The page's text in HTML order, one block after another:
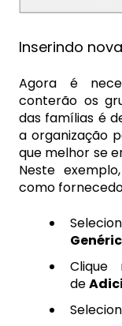
Inserindo
Agora é
conterão os
das famílias é
a organização
que melhor se
Neste
como
Clique
de